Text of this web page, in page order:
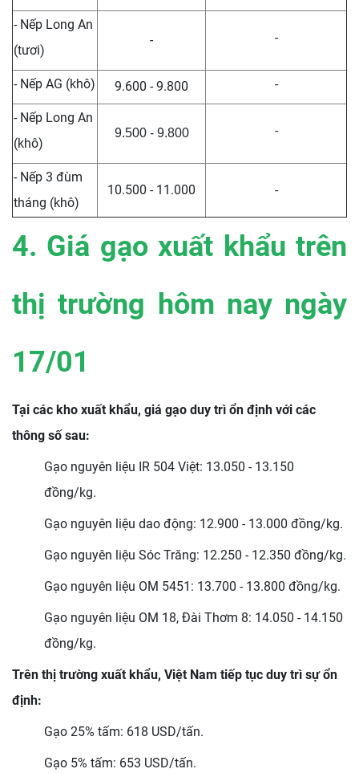
- Nếp Long An
(tươi)
- -
- Nếp AG (khô) 9.600 - 9.800 -
- Nếp Long An
(khô)
9.500 - 9.800 -
- Nếp 3 đùm
tháng (khô)
10.500 - 11.000 -
4. Giá gạo xuất khẩu trên
thị trường hôm nay ngày
17/01
Tại các kho xuất khẩu, giá gạo duy trì ổn định với các
thông số sau:
Gạo nguyên liệu IR 504 Việt: 13.050 - 13.150
đồng/kg.
Gạo nguyên liệu dao động: 12.900 - 13.000 đồng/kg.
Gạo nguyên liệu Sóc Trăng: 12.250 - 12.350 đồng/kg.
Gạo nguyên liệu OM 5451: 13.700 - 13.800 đồng/kg.
Gạo nguyên liệu OM 18, Đài Thơm 8: 14.050 - 14.150
đồng/kg.
Trên thị trường xuất khẩu, Việt Nam tiếp tục duy trì sự ổn
định:
Gạo 25% tấm: 618 USD/tấn.
Gạo 5% tấm: 653 USD/tấn.